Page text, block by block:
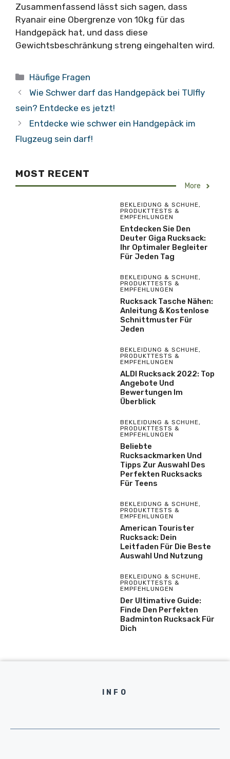
Zusammenfassend lässt sich sagen, dass
Ryanair eine Obergrenze von 10kg für das
Handgepäck hat, und dass diese
Gewichtsbeschränkung streng eingehalten wird.
Kategorien
Häufige Fragen
Wie Schwer darf das Handgepäck bei TUIfly
sein? Entdecke es jetzt!
Entdecke wie schwer ein Handgepäck im
Flugzeug sein darf!
MOST RECENT
More
BEKLEIDUNG & SCHUHE,
PRODUKTTESTS &
EMPFEHLUNGEN
Entdecken Sie Den
Deuter Giga Rucksack:
Ihr Optimaler Begleiter
Für Jeden Tag
BEKLEIDUNG & SCHUHE,
PRODUKTTESTS &
EMPFEHLUNGEN
Rucksack Tasche Nähen:
Anleitung & Kostenlose
Schnittmuster Für
Jeden
BEKLEIDUNG & SCHUHE,
PRODUKTTESTS &
EMPFEHLUNGEN
ALDI Rucksack 2022: Top
Angebote Und
Bewertungen Im
Überblick
BEKLEIDUNG & SCHUHE,
PRODUKTTESTS &
EMPFEHLUNGEN
Beliebte
Rucksackmarken Und
Tipps Zur Auswahl Des
Perfekten Rucksacks
Für Teens
BEKLEIDUNG & SCHUHE,
PRODUKTTESTS &
EMPFEHLUNGEN
American Tourister
Rucksack: Dein
Leitfaden Für Die Beste
Auswahl Und Nutzung
BEKLEIDUNG & SCHUHE,
PRODUKTTESTS &
EMPFEHLUNGEN
Der Ultimative Guide:
Finde Den Perfekten
Badminton Rucksack Für
Dich
INFO